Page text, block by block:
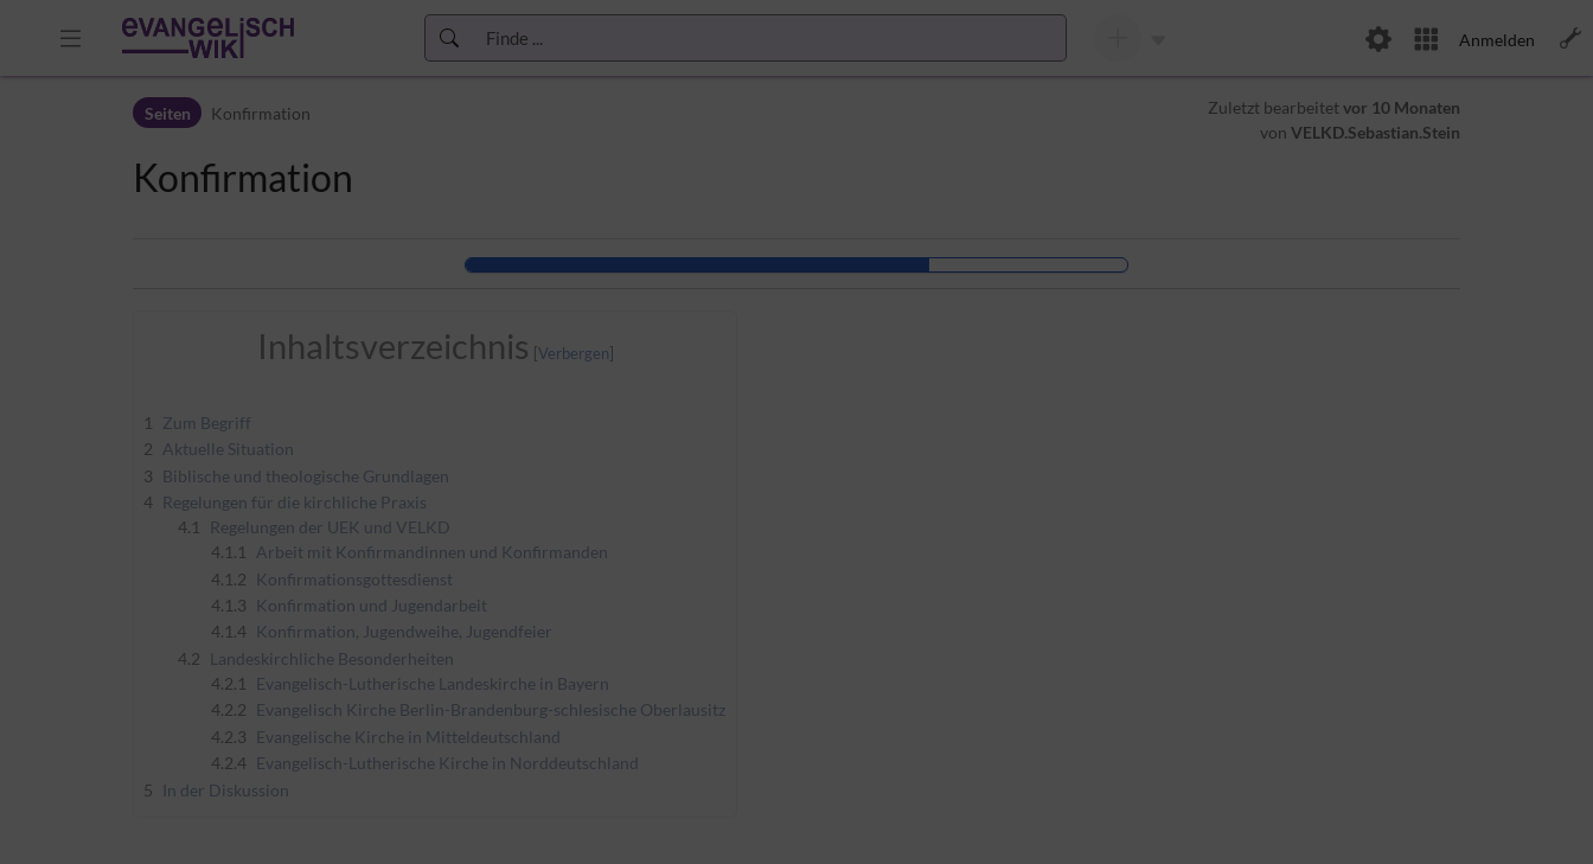
Zur Hauptnavigation
Zum Arbeitsbereich
Anmelden
Seiten Konfirmation Zuletzt bearbeitetvor 10 Monaten
von VELKD.Sebastian.Stein
Konfirmation
Inhaltsverzeichnis
1
Zum Begriff
2 Aktuelle Situation
3
Biblische und theologische Grundlagen
4 Regelungen für die kirchliche Praxis
4.1
Regelungen der UEK und VELKD
4.1.1
Arbeit mit Konfirmandinnen und Konfirmanden
4.1.2
Konfirmationsgottesdienst
4.1.3
Konfirmation und Jugendarbeit
4.1.4 Konfirmation, Jugendweihe, Jugendfeier
4.2
Landeskirchliche Besonderheiten
4.2.1
Evangelisch-Lutherische Landeskirche in Bayern
4.2.2
Evangelisch Kirche Berlin-Brandenburg-schlesische Oberlausitz
4.2.3
Evangelische Kirche in Mitteldeutschland
4.2.4 Evangelisch-Lutherische Kirche in Norddeutschland
5
In der Diskussion